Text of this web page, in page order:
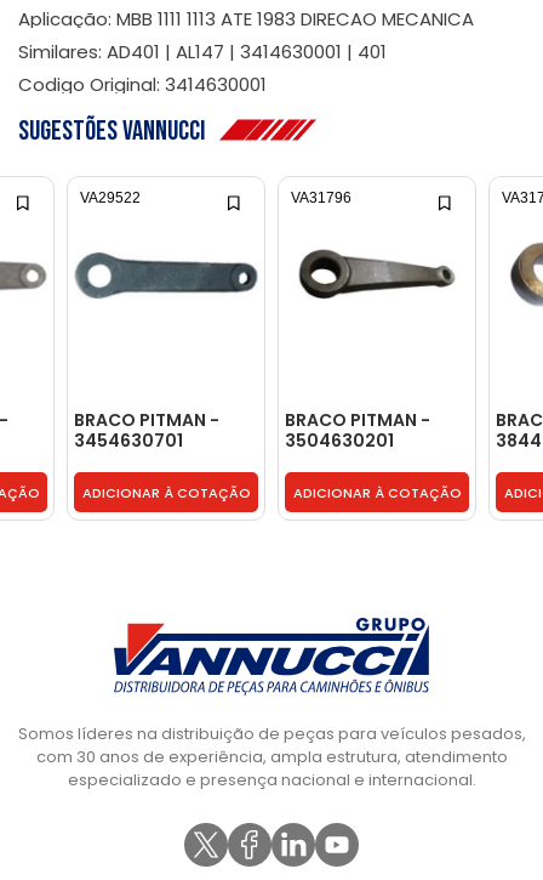
Aplicação: MBB 1111 1113 ATE 1983 DIRECAO MECANICA
Similares: AD401 | AL147 | 3414630001 | 401
Codigo Original: 3414630001
Sugestões Vannucci
BRACO PITMAN -
3454630701
ADICIONAR À COTAÇÃO
VA29522
BRACO PITMAN -
3504630201
ADICIONAR À COTAÇÃO
VA31796
Somos líderes na distribuição de peças para veículos pesados,
com 30 anos de experiência, ampla estrutura, atendimento
especializado e presença nacional e internacional.